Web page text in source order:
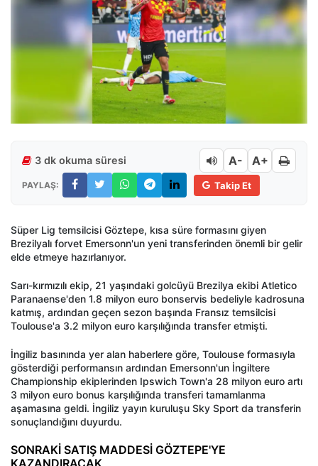
3 dk okuma süresi A- A+
PAYLAŞ: Takip Et
Süper Lig temsilcisi Göztepe, kısa süre formasını giyen
Brezilyalı forvet Emersonn'un yeni transferinden önemli bir gelir
elde etmeye hazırlanıyor.
Sarı-kırmızılı ekip, 21 yaşındaki golcüyü Brezilya ekibi Atletico
Paranaense'den 1.8 milyon euro bonservis bedeliyle kadrosuna
katmış, ardından geçen sezon başında Fransız temsilcisi
Toulouse'a 3.2 milyon euro karşılığında transfer etmişti.
İngiliz basınında yer alan haberlere göre, Toulouse formasıyla
gösterdiği performansın ardından Emersonn'un İngiltere
Championship ekiplerinden Ipswich Town'a 28 milyon euro artı
3 milyon euro bonus karşılığında transferi tamamlanma
aşamasına geldi. İngiliz yayın kuruluşu Sky Sport da transferin
sonuçlandığını duyurdu.
SONRAKİ SATIŞ MADDESİ GÖZTEPE'YE